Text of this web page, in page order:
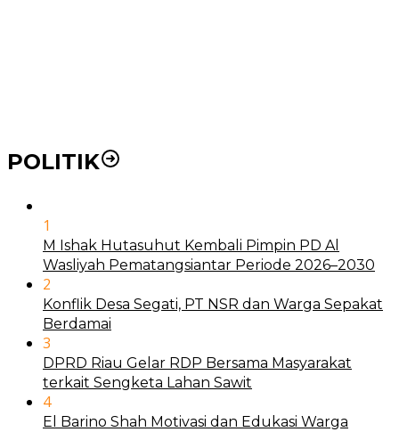
POLITIK
1
M Ishak Hutasuhut Kembali Pimpin PD Al
Wasliyah Pematangsiantar Periode 2026–2030
2
Konflik Desa Segati, PT NSR dan Warga Sepakat
Berdamai
3
DPRD Riau Gelar RDP Bersama Masyarakat
terkait Sengketa Lahan Sawit
4
El Barino Shah Motivasi dan Edukasi Warga